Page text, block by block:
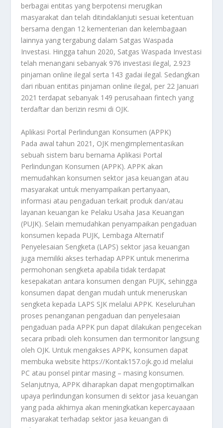
berbagai entitas yang berpotensi merugikan
masyarakat dan telah ditindaklanjuti sesuai ketentuan
bersama dengan 12 kementerian dan kelembagaan
lainnya yang tergabung dalam Satgas Waspada
Investasi. Hingga tahun 2020, Satgas Waspada Investasi
telah menangani sebanyak 976 investasi ilegal, 2.923
pinjaman online ilegal serta 143 gadai ilegal. Sedangkan
dari ribuan entitas pinjaman online ilegal, per 22 Januari
2021 terdapat sebanyak 149 perusahaan fintech yang
terdaftar dan berizin resmi di OJK.
Aplikasi Portal Perlindungan Konsumen (APPK)
Pada awal tahun 2021, OJK mengimplementasikan
sebuah sistem baru bernama Aplikasi Portal
Perlindungan Konsumen (APPK). APPK akan
memudahkan konsumen sektor jasa keuangan atau
masyarakat untuk menyampaikan pertanyaan,
informasi atau pengaduan terkait produk dan/atau
layanan keuangan ke Pelaku Usaha Jasa Keuangan
(PUJK). Selain memudahkan penyampaikan pengaduan
konsumen kepada PUJK, Lembaga Alternatif
Penyelesaian Sengketa (LAPS) sektor jasa keuangan
juga memiliki akses terhadap APPK untuk menerima
permohonan sengketa apabila tidak terdapat
kesepakatan antara konsumen dengan PUJK, sehingga
konsumen dapat dengan mudah untuk meneruskan
sengketa kepada LAPS SJK melalui APPK. Keseluruhan
proses penanganan pengaduan dan penyelesaian
pengaduan pada APPK pun dapat dilakukan pengecekan
secara pribadi oleh konsumen dan termonitor langsung
oleh OJK. Untuk mengakses APPK, konsumen dapat
membuka website https://Kontak157.ojk.go.id melalui
PC atau ponsel pintar masing – masing konsumen.
Selanjutnya, APPK diharapkan dapat mengoptimalkan
upaya perlindungan konsumen di sektor jasa keuangan
yang pada akhirnya akan meningkatkan kepercayaaan
masyarakat terhadap sektor jasa keuangan di